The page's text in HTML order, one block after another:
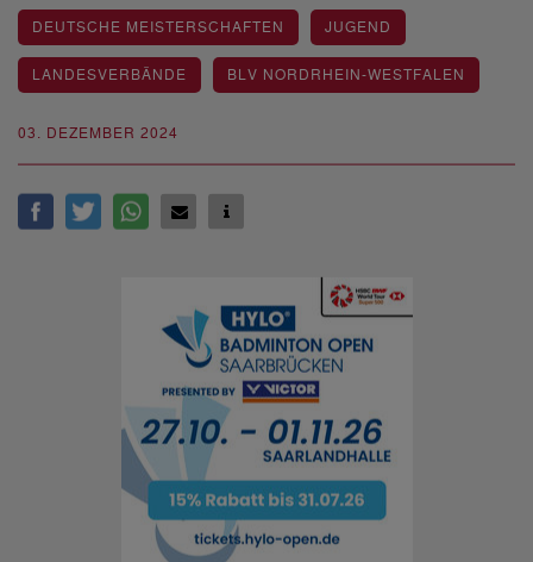
03. DEZEMBER 2024
DEUTSCHE MEISTERSCHAFTEN JUGEND
LANDESVERBÄNDE BLV NORDRHEIN-WESTFALEN